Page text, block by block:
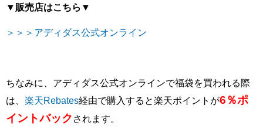
▼ 販売店はこちら▼
＞＞＞アディダス公式オンライン
ちなみに、アディダス公式オンラインで福袋を買われる際
は、 楽天Rebates経由で購入すると楽天ポイントが6％ポ
イントバック されます。